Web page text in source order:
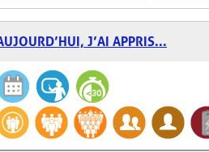
J’AI APPRIS...